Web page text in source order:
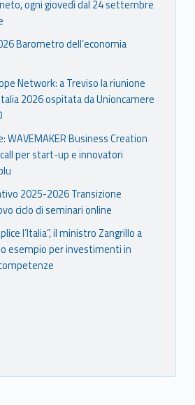
ogni giovedì dal 24 settembre
Barometro dell’economia
Network: a Treviso la riunione
2026 ospitata da Unioncamere
WAVEMAKER Business Creation
per start-up e innovatori
2025-2026 Transizione
ciclo di seminari online
l’Italia”, il ministro Zangrillo a
esempio per investimenti in